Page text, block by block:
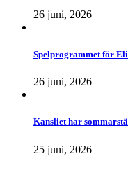
26 juni, 2026
Spelprogrammet för
26 juni, 2026
Kansliet har
25 juni, 2026